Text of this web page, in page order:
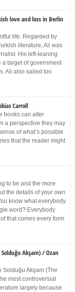
love and loss in Berlin
life. Regarded by
literature, Ali was
His left-leaning
a target of government
Ali also sailed too
Carroll
books can alter
a perspective they may
of what’s possible
that the reader might
to be and the more
the details of your own
know what everybody
word? Everybody
that comes every form
Akşam) / Ozan
Solduğu Akşam (The
most controversial
largely because